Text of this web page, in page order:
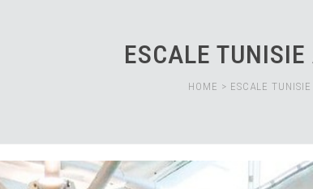
ESCALE TUNISIE
HOME > ESCALE TUNISIE